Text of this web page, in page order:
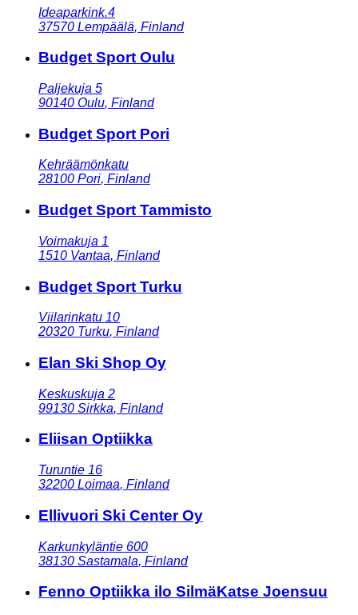
Ideaparkink.4
37570 Lempäälä, Finland
Budget Sport Oulu
Paljekuja 5
90140 Oulu, Finland
Budget Sport Pori
Kehräämönkatu
28100 Pori, Finland
Budget Sport Tammisto
Voimakuja 1
1510 Vantaa, Finland
Budget Sport Turku
Viilarinkatu 10
20320 Turku, Finland
Elan Ski Shop Oy
Keskuskuja 2
99130 Sirkka, Finland
Eliisan Optiikka
Turuntie 16
32200 Loimaa, Finland
Ellivuori Ski Center Oy
Karkunkyläntie 600
38130 Sastamala, Finland
Fenno Optiikka ilo SilmäKatse Joensuu